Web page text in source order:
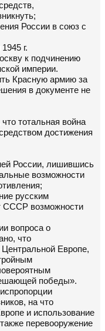
России в союз с
г.
к подчинению
империи.
Красную армию за
в документе не
тотальная война
достижения
России, лишившись
возможности
русским
СССР возможности
вопроса о
что
Европе,
победы».
на что
и использование
перевооружение